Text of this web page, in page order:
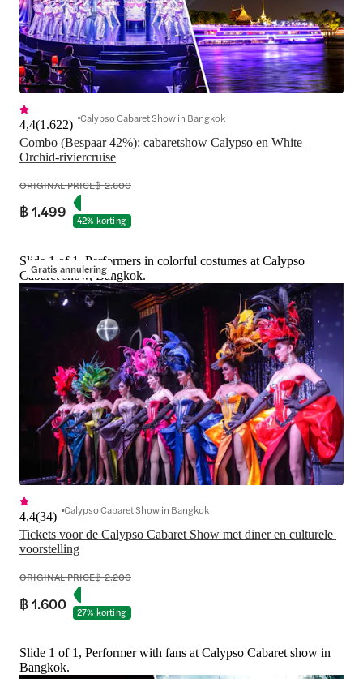
Combo (Bespaar 42%): cabaretshow Calypso en White
Orchid-riviercruise
4,4(1.622) Calypso Cabaret Show in Bangkok
ORIGINAL PRICE฿ 2.600
฿ 1.499 42% korting
Gratis annulering
Slide 1 of 1, Performers in colorful costumes at Calypso
Cabaret show, Bangkok.
Tickets voor de Calypso Cabaret Show met diner en culturele
voorstelling
4,4(34) Calypso Cabaret Show in Bangkok
ORIGINAL PRICE฿ 2.200
฿ 1.600 27% korting
Slide 1 of 1, Performer with fans at Calypso Cabaret show in
Bangkok.